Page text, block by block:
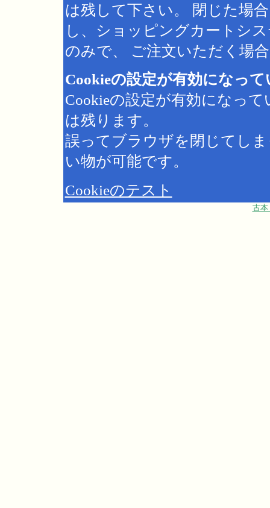
は残して下さい。 閉じた場
し、ショッピングカートシ
のみで、 ご注文いただく場
Cookieの設定が有効になっ
Cookieの設定が有効になっ
は残ります。
誤ってブラウザを閉じてし
い物が可能です。
Cookieのテスト
古本